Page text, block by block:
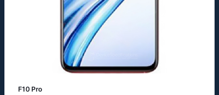
F10 Pro